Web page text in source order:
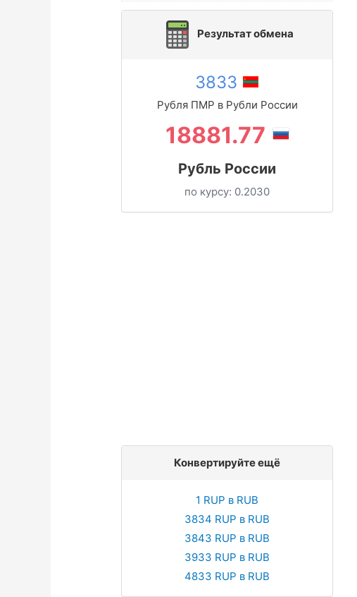
Результат обмена
3833
Рубля ПМР в Рубли России
18881.77
Рубль России
по курсу: 0.2030
Конвертируйте ещё
1 RUP в RUB
3834 RUP в RUB
3843 RUP в RUB
3933 RUP в RUB
4833 RUP в RUB